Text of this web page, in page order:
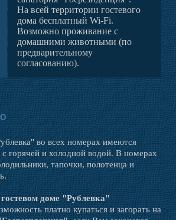
На всей территории гостевого
дома бесплатный Wi-Fi.
Возможно проживание с
домашними животными (по
предварительному
согласованию).
во всех номерах имеются
горячей и холодной водой. В номерах
тапочки, полотенца и
гостевом доме "Рублевка"
платно купаться и загорать на